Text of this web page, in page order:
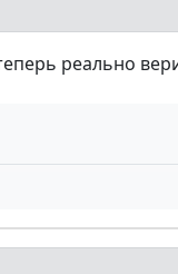
реально